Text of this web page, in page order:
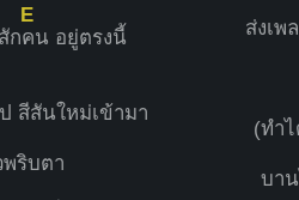
ก
E
คน อยู่ตรงนี้
สีสันใหม่เข้ามา
พริบตา
ส่งเพ
(ทำ
บา